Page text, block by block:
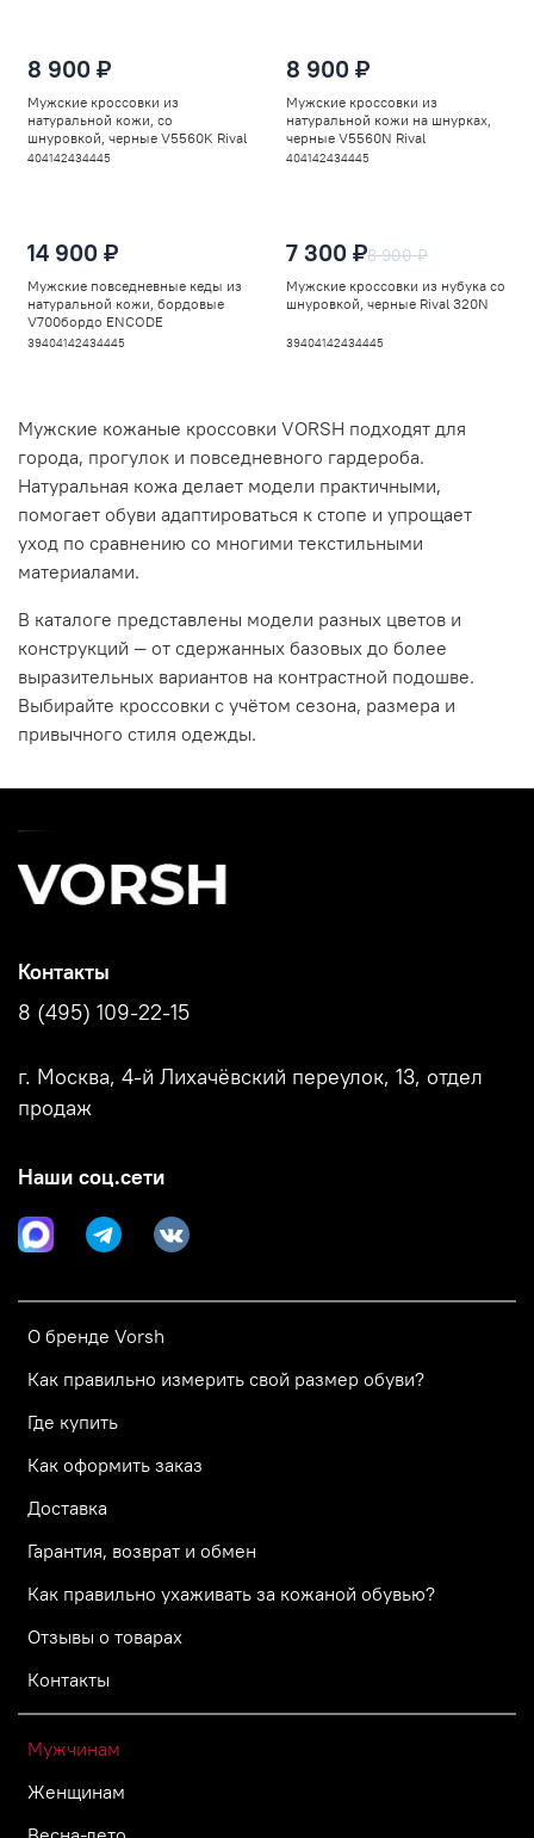
8 900 ₽
Мужские кроссовки из
натуральной кожи, со
шнуровкой, черные V5560K Rival
404142434445
8 900 ₽
Мужские кроссовки из
натуральной кожи на шнурках,
черные V5560N Rival
404142434445
14 900 ₽
Мужские повседневные кеды из
натуральной кожи, бордовые
V700бордо ENCODE
39404142434445
7 300 ₽8 900 ₽
Мужские кроссовки из нубука со
шнуровкой, черные Rival 320N
39404142434445
Мужские кожаные кроссовки VORSH подходят для
города, прогулок и повседневного гардероба.
Натуральная кожа делает модели практичными,
помогает обуви адаптироваться к стопе и упрощает
уход по сравнению со многими текстильными
материалами.
В каталоге представлены модели разных цветов и
конструкций — от сдержанных базовых до более
выразительных вариантов на контрастной подошве.
Выбирайте кроссовки с учётом сезона, размера и
привычного стиля одежды.
О бренде Vorsh
Как правильно измерить свой размер обуви?
Где купить
Как оформить заказ
Доставка
Гарантия, возврат и обмен
Как правильно ухаживать за кожаной обувью?
Отзывы о товарах
Контакты
Мужчинам
Женщинам
Контакты
8 (495) 109-22-15
г. Москва, 4-й Лихачёвский переулок, 13, отдел
продаж
Наши соц.сети